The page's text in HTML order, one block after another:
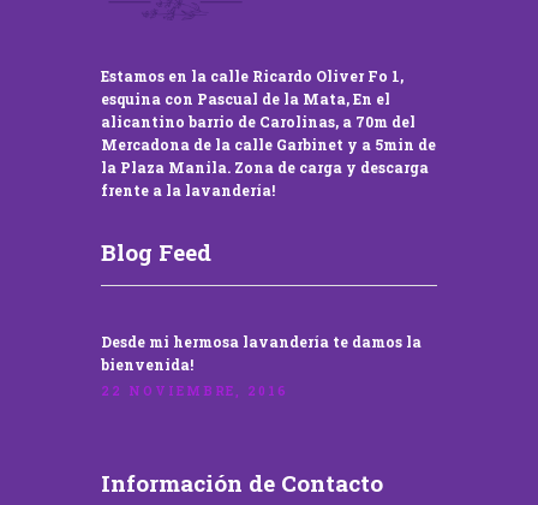
Estamos en la calle Ricardo Oliver Fo 1,
esquina con Pascual de la Mata, En el
alicantino barrio de Carolinas, a 70m del
Mercadona de la calle Garbinet y a 5min de
la Plaza Manila. Zona de carga y descarga
frente a la lavandería!
Blog Feed
Desde mi hermosa lavandería te damos la
bienvenida!
22 NOVIEMBRE, 2016
Información de Contacto